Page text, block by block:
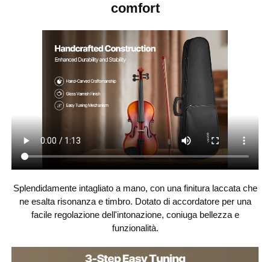
Colore
anticata chiara
Vernice lucida
Materiali superiori abete, acero
Peso netto 3,42 libbre / 1,55 kg
Dimensioni
23,62 x 8,27 x 3,35 pollici /
comfort
Splendidamente intagliato a mano, con una finitura laccata che
ne esalta risonanza e timbro. Dotato di accordatore per una
facile regolazione dell'intonazione, coniuga bellezza e
funzionalità.